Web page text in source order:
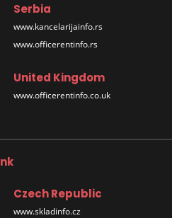
Serbia
www.kancelarijainfo.rs
www.officerentinfo.rs
United Kingdom
www.officerentinfo.co.uk
Czech Republic
www.skladinfo.cz